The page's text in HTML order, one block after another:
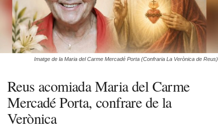
Imatge de la Maria del Carme Mercadé Porta (Confraria La Verònica de Reus)
Reus acomiada Maria del Carme
Mercadé Porta, confrare de la
Verònica